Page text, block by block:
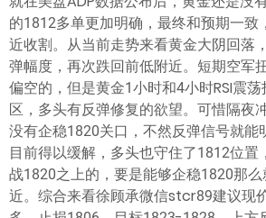
的1812多单更加明确，最终和预期一致
近收割。从当前走势来看黄金大阴回落
弹幅度，再次跌回前低附近。短期空军
偏空的，但是黄金1小时和4小时RSI震
区，多头有反弹修复的欲望。可惜隔夜
没有企稳1820关口，不然反弹信号就能
目前得以缓解，多头也守住了1812位置
战1820之上的，要是能够企稳1820那
近。综合来看徐顾承微信stcr89建议现